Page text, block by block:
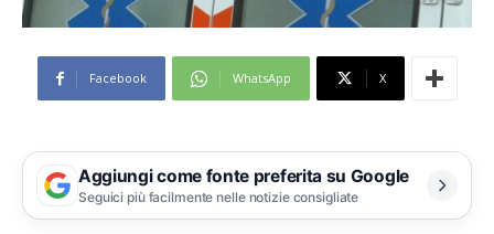
Facebook WhatsApp X
Aggiungi come fonte preferita su Google
Seguici più facilmente nelle notizie consigliate